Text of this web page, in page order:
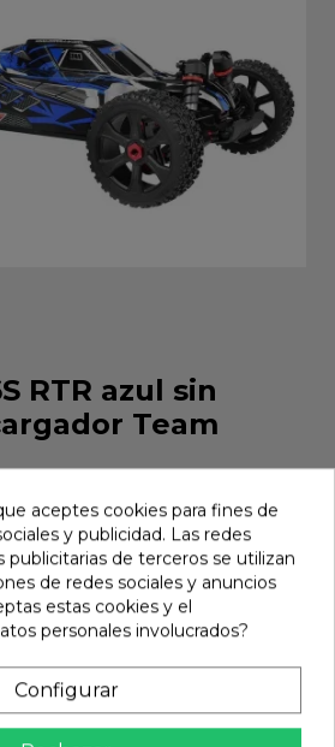
RTR azul sin
Team
Ref: C-00288-B
Añadir
aceptes cookies para fines de
y publicidad. Las redes
publicitarias de terceros se utilizan
de redes sociales y anuncios
estas cookies y el
personales involucrados?
Configurar